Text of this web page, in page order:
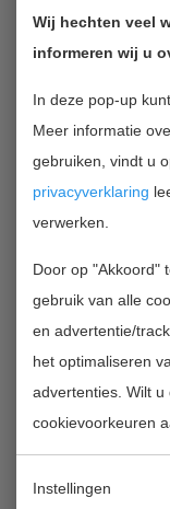
Wij hechten veel
informeren wij u
In deze pop-up
Meer informatie
gebruiken, vindt u
privacyverklaring
verwerken.
Door op "Akkoord"
gebruik van alle
en advertentie/
het optimaliseren
advertenties. Wilt
cookievoorkeuren
Instellingen
ingevuld.
beheereenheden
invullen ziet de
er per
men
mogelijk is in het
ingediend. Bij
over of hulp bij
worden
het DR Loket.
provincie